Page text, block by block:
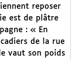
reposer
est de plâtre
: « En
de la rue
vaut son poids